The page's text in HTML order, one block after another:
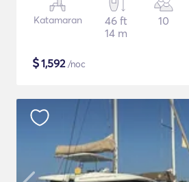
Katamaran
46 ft
14 m
10
$1,592/noc